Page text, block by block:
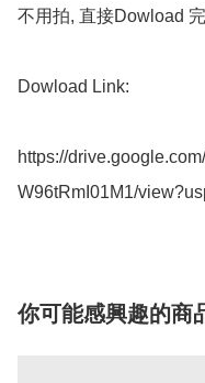
不用拍, 直接Dowload
Dowload Link:
https://
W96tRmI01M1/
你可能感興趣的商